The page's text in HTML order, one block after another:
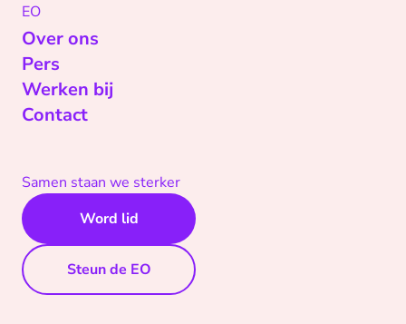
EO
Over ons
Pers
Werken bij
Contact
Samen staan we sterker
Word lid
Steun de EO